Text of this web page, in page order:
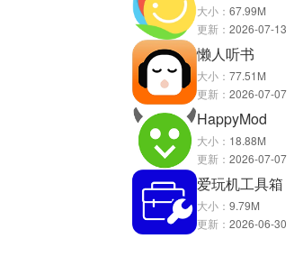
大小： 67.99M
更新： 2026-07-13
懒人听书
大小： 77.51M
更新： 2026-07-07
HappyMod
大小： 18.88M
更新： 2026-07-07
爱玩机工具箱
大小： 9.79M
更新： 2026-06-30